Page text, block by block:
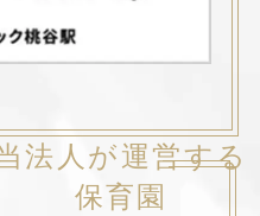
法人が運営する
保育園